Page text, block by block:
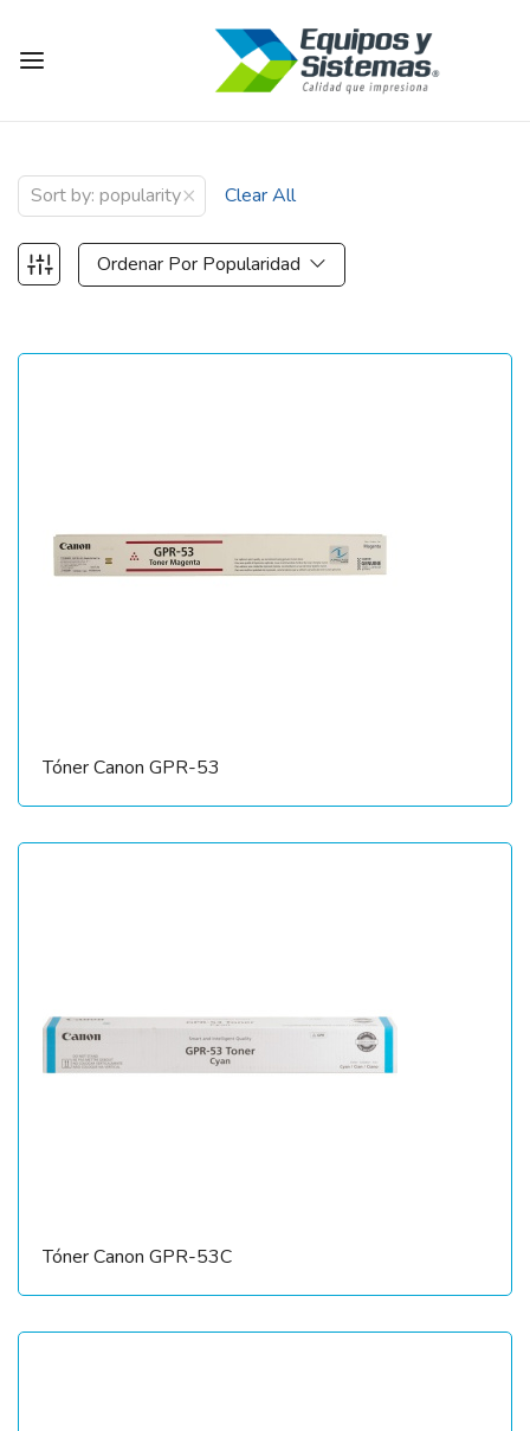
Sort by: popularity× Clear All
Ordenar Por Popularidad
Tóner Canon GPR-53
Tóner Canon GPR-53C